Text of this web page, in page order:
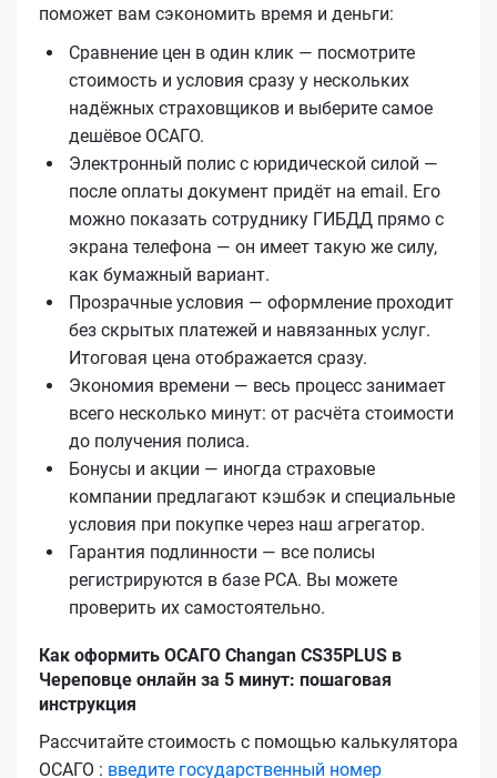
поможет вам сэкономить время и деньги:
Сравнение цен в один клик — посмотрите
стоимость и условия сразу у нескольких
надёжных страховщиков и выберите самое
дешёвое ОСАГО.
Электронный полис с юридической силой —
после оплаты документ придёт на email. Его
можно показать сотруднику ГИБДД прямо с
экрана телефона — он имеет такую же силу,
как бумажный вариант.
Прозрачные условия — оформление проходит
без скрытых платежей и навязанных услуг.
Итоговая цена отображается сразу.
Экономия времени — весь процесс занимает
всего несколько минут: от расчёта стоимости
до получения полиса.
Бонусы и акции — иногда страховые
компании предлагают кэшбэк и специальные
условия при покупке через наш агрегатор.
Гарантия подлинности — все полисы
регистрируются в базе РСА. Вы можете
проверить их самостоятельно.
Как оформить ОСАГО Changan CS35PLUS в
Череповце онлайн за 5 минут: пошаговая
инструкция
Рассчитайте стоимость с помощью калькулятора
ОСАГО : введите государственный номер